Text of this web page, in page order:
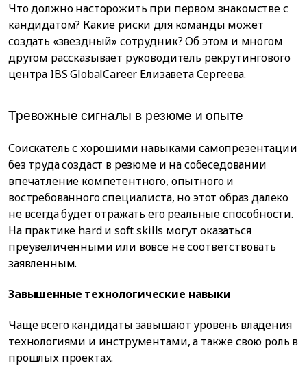
Что должно насторожить при первом знакомстве с
кандидатом? Какие риски для команды может
создать «звездный» сотрудник? Об этом и многом
другом рассказывает руководитель рекрутингового
центра IBS GlobalCareer Елизавета Сергеева.
Тревожные сигналы в резюме и опыте
Соискатель с хорошими навыками самопрезентации
без труда создаст в резюме и на собеседовании
впечатление компетентного, опытного и
востребованного специалиста, но этот образ далеко
не всегда будет отражать его реальные способности.
На практике hard и soft skills могут оказаться
преувеличенными или вовсе не соответствовать
заявленным.
Завышенные технологические навыки
Чаще всего кандидаты завышают уровень владения
технологиями и инструментами, а также свою роль в
прошлых проектах.